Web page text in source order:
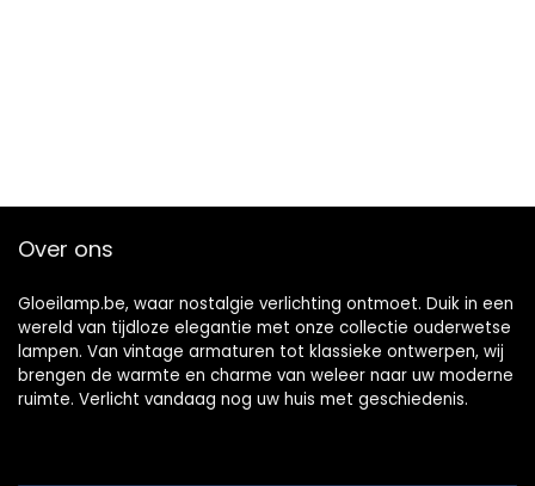
Over ons
Gloeilamp.be, waar nostalgie verlichting ontmoet. Duik in een
wereld van tijdloze elegantie met onze collectie ouderwetse
lampen. Van vintage armaturen tot klassieke ontwerpen, wij
brengen de warmte en charme van weleer naar uw moderne
ruimte. Verlicht vandaag nog uw huis met geschiedenis.